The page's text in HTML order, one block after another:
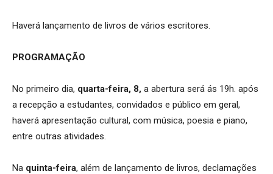
Haverá lançamento de livros de vários escritores.
PROGRAMAÇÃO
No primeiro dia, quarta-feira, 8, a abertura será ás 19h. após
a recepção a estudantes, convidados e público em geral,
haverá apresentação cultural, com música, poesia e piano,
entre outras atividades.
Na quinta-feira, além de lançamento de livros, declamações